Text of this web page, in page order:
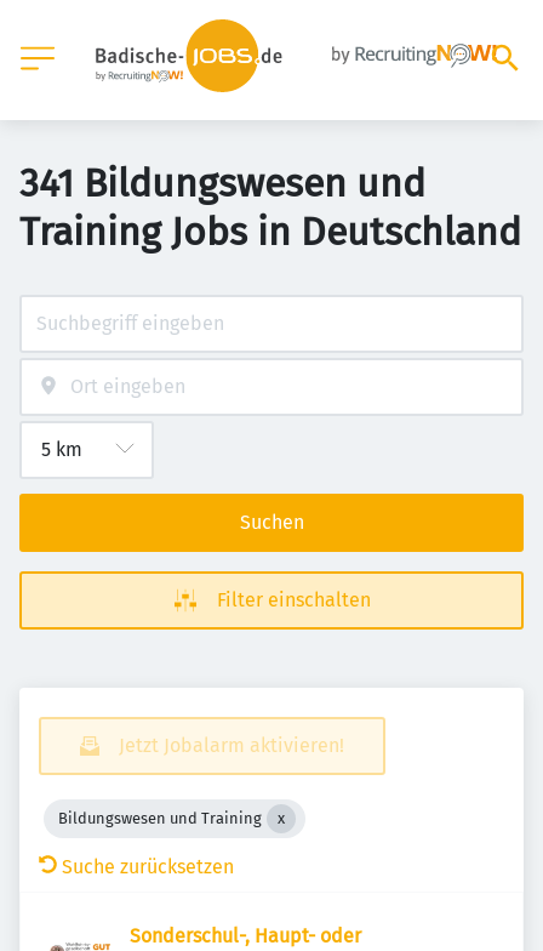
341 Bildungswesen und
Training Jobs in Deutschland
Suchen
Filter einschalten
Jetzt Jobalarm aktivieren!
Bildungswesen und Training
Suche zurücksetzen
Sonderschul-, Haupt- oder